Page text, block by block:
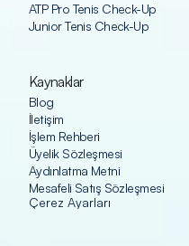
ATP Pro Tenis Check-Up
Junior Tenis Check-Up
Kaynaklar
Blog
İletişim
İşlem Rehberi
Üyelik Sözleşmesi
Aydınlatma Metni
Mesafeli Satış Sözleşmesi
Çerez Ayarları